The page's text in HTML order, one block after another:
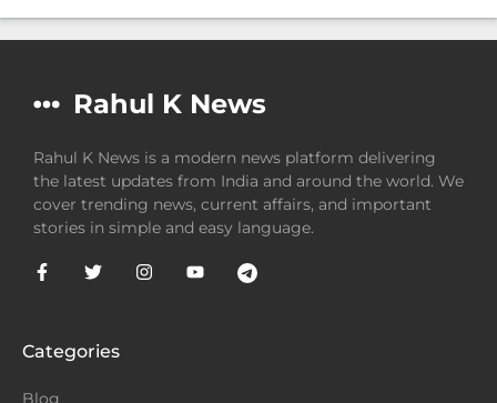
Rahul K News
Rahul K News is a modern news platform delivering
the latest updates from India and around the world. We
cover trending news, current affairs, and important
stories in simple and easy language.
Categories
Blog